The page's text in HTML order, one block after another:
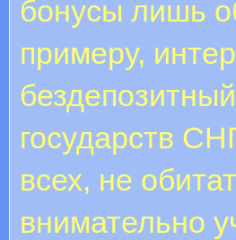
бонусы лишь
примеру,
государств
всех, не
внимательно